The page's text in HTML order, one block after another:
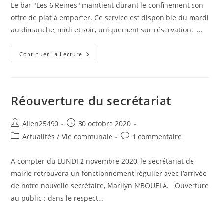
publication :
Le bar "Les 6 Reines" maintient durant le confinement son
offre de plat à emporter. Ce service est disponible du mardi
au dimanche, midi et soir, uniquement sur réservation. …
Continuer La Lecture Bar
Les
Confinement
Réouverture du secrétariat
Auteur/autrice
de
Allen25490
Publication
publiée :
30 octobre 2020
PostActualités / Vie communale
Commentaires
la
publication :
1 commentaire
A compter du LUNDI 2 novembre 2020, le secrétariat de
mairie retrouvera un fonctionnement régulier avec l’arrivée
de notre nouvelle secrétaire, Marilyn N’BOUELA. Ouverture
au public : dans le respect…